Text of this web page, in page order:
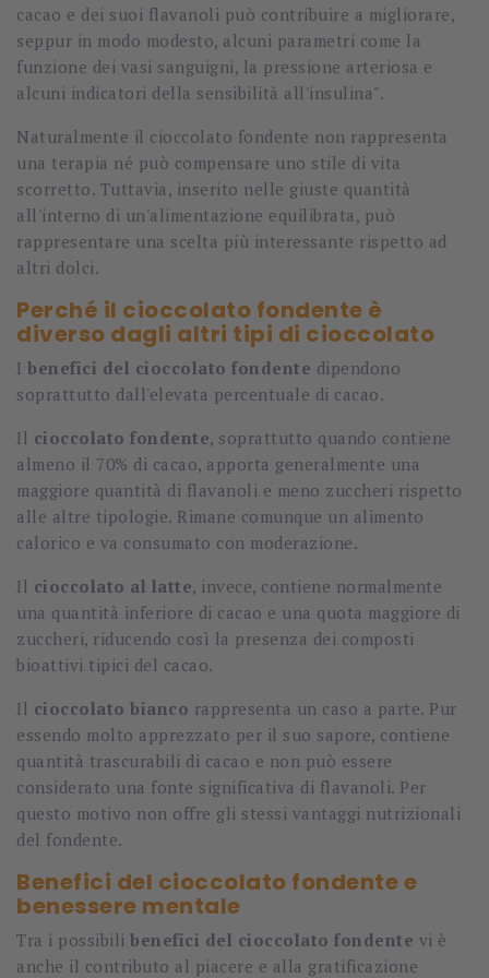
cacao e dei suoi flavanoli può contribuire a migliorare,
seppur in modo modesto, alcuni parametri come la
funzione dei vasi sanguigni, la pressione arteriosa e
alcuni indicatori della sensibilità all'insulina".
Naturalmente il cioccolato fondente non rappresenta
una terapia né può compensare uno stile di vita
scorretto. Tuttavia, inserito nelle giuste quantità
all'interno di un'alimentazione equilibrata, può
rappresentare una scelta più interessante rispetto ad
altri dolci.
Perché il cioccolato fondente è
diverso dagli altri tipi di cioccolato
I benefici del cioccolato fondente dipendono
soprattutto dall'elevata percentuale di cacao.
Il cioccolato fondente, soprattutto quando contiene
almeno il 70% di cacao, apporta generalmente una
maggiore quantità di flavanoli e meno zuccheri rispetto
alle altre tipologie. Rimane comunque un alimento
calorico e va consumato con moderazione.
Il cioccolato al latte, invece, contiene normalmente
una quantità inferiore di cacao e una quota maggiore di
zuccheri, riducendo così la presenza dei composti
bioattivi tipici del cacao.
Il cioccolato bianco rappresenta un caso a parte. Pur
essendo molto apprezzato per il suo sapore, contiene
quantità trascurabili di cacao e non può essere
considerato una fonte significativa di flavanoli. Per
questo motivo non offre gli stessi vantaggi nutrizionali
del fondente.
Benefici del cioccolato fondente e
benessere mentale
Tra i possibili benefici del cioccolato fondente vi è
anche il contributo al piacere e alla gratificazione